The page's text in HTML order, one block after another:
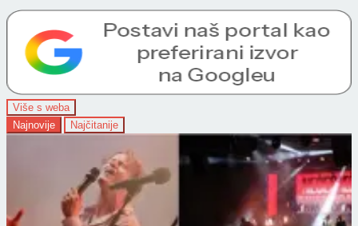
Više s weba
Najnovije
Najčitanije